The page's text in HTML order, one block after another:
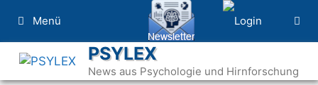
Inhalt
springen
Menü
PSYLEX
News aus Psychologie und Hirnforschung